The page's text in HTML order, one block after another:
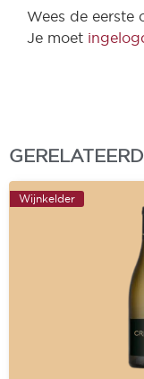
Wees de eerste
Je moet
Wijnkelder